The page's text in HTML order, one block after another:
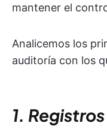
mantener el
Analicemos los
auditoría con los
1.